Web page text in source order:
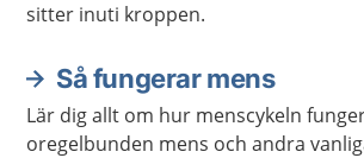
sitter inuti kroppen.
Så fungerar mens
Lär dig allt om hur menscykeln
oregelbunden mens och andra